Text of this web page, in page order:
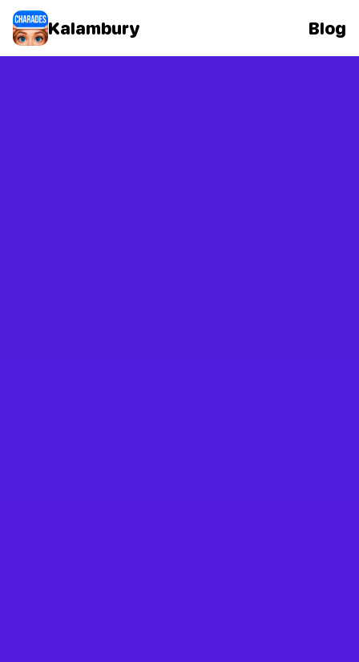
Kalambury Blog